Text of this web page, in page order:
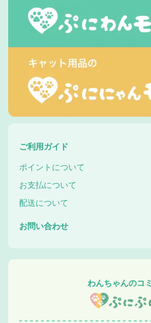
ご利用ガイド
ポイントについて
お支払について
配送について
お問い合わせ
わんちゃんのコ